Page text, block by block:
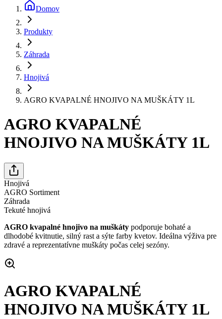
Domov
Produkty
Záhrada
Hnojivá
AGRO KVAPALNÉ HNOJIVO NA MUŠKÁTY 1L
AGRO KVAPALNÉ
HNOJIVO NA MUŠKÁTY 1L
Hnojivá
AGRO Sortiment
Záhrada
Tekuté hnojivá
AGRO kvapalné hnojivo na muškáty podporuje bohaté a
dlhodobé kvitnutie, silný rast a sýte farby kvetov. Ideálna výživa pre
zdravé a reprezentatívne muškáty počas celej sezóny.
AGRO KVAPALNÉ
HNOJIVO NA MUŠKÁTY 1L